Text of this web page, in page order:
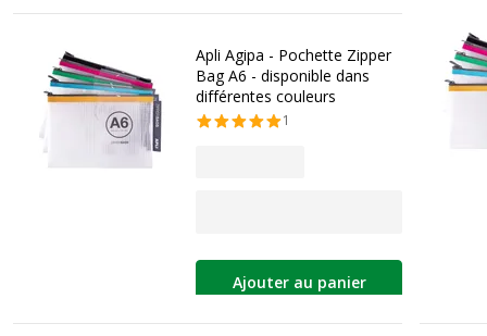
Apli Agipa - Pochette Zipper
Bag A6 - disponible dans
différentes couleurs
1
Ajouter au panier